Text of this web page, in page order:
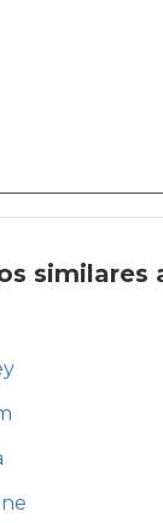
similares